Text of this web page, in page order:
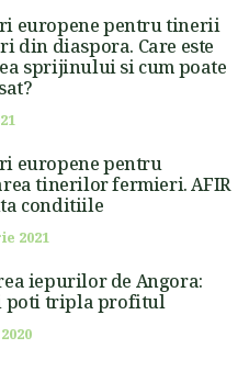
europene pentru tinerii
din diaspora. Care este
sprijinului si cum poate
europene pentru
tinerilor fermieri. AFIR
conditiile
2021
iepurilor de Angora:
poti tripla profitul